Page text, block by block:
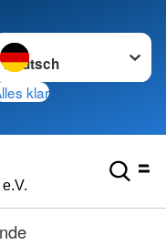
wechseln zu
klar